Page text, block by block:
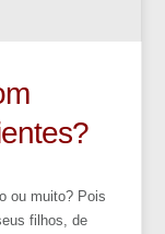
ou muito? Pois
filhos, de